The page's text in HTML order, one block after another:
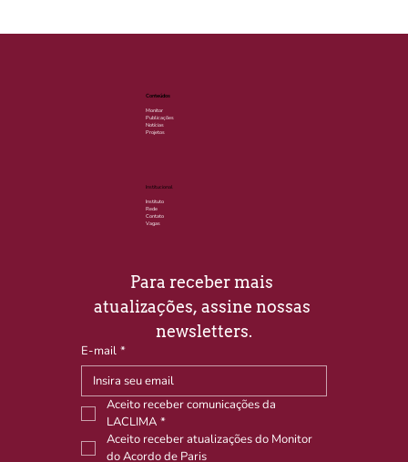
Conteúdos
Monitor
Publicações
Notícias
Projetos
Institucional
Instituto
Rede
Contato
Vagas
Para receber mais
atualizações, assine nossas
newsletters.
E-mail *
Aceito receber comunicações da
LACLIMA *
Aceito receber atualizações do Monitor
do Acordo de Paris